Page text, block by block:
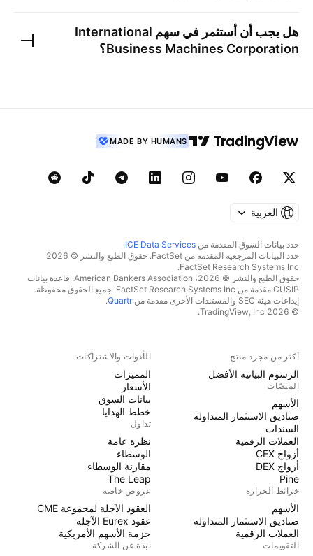
هل يجب أن أستثمر في سهم International
Business Machines Corporation؟
MADE BY HUMANS
العربية
حدد بيانات السوق المقدمة من ICE Data Services
.
حدد البيانات المرجعية المقدمة من FactSet. حقوق الطبع والنشر © 2026
FactSet Research Systems Inc.
حقوق الطبع والنشر © 2026، American Bankers Association. قاعدة بيانات
CUSIP مقدمة من FactSet Research Systems Inc. جميع الحقوق محفوظة.
إيداعات هيئة SEC والمستندات الأخرى مقدمة من
Quartr
.
© 2026 TradingView, Inc.
أكثر من مجرد منتج
الرسوم البيانية الأفضل
المنصّات
الأسهم
صناديق الاستثمار المتداولة
السندات
العملات الرقمية
أزواج CEX
أزواج DEX
Pine
خرائط الحرارة
الأسهم
صناديق الاستثمار المتداولة
العملات الرقمية
التقويمات
الأدوات والاشتراكات
المميزات
الأسعار
بيانات السوق
خطط الهدايا
تداول
نظرة عامة
الوسطاء
مقارنة الوسطاء
The Leap
عروض خاصة
العقود الآجلة لمجموعة CME
عقود Eurex الآجلة
حزمة الأسهم الأمريكية
نبذة عن الشركة